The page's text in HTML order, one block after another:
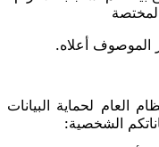
الموصوف أعلاه.
المغربي رقم 09-08 والنظام العام لحماية البيانات